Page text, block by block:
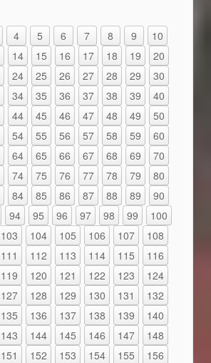
4 5 6 7 8 9
10
14 15 16 17 18 19
20
24 25 26 27 28 29
30
34 35 36 37 38 39
40
44 45 46 47 48 49
50
54 55 56 57 58 59
60
64 65 66 67 68 69
70
74 75 76 77 78 79
80
84 85 86 87 88 89
90
94 95 96 97 98 99
100
103 104 105 106 107
108
111 112 113 114 115
116
119 120 121 122 123
124
127 128 129 130 131
132
135 136 137 138 139
140
143 144 145 146 147
148
151 152 153 154 155
156